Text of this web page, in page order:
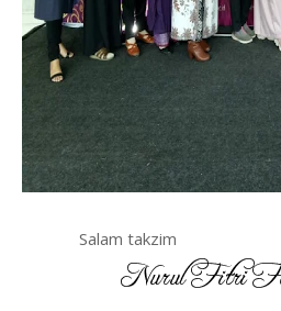
Salam takzim